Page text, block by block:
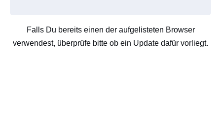
Falls Du bereits einen der aufgelisteten Browser
verwendest, überprüfe bitte ob ein Update dafür vorliegt.